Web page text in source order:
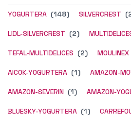
YOGURTERA (148) SILVERCREST
LIDL-SILVERCREST (2)
TEFAL-MULTIDELICES (2) MOULINEX
AICOK-YOGURTERA (1) AMAZON-
AMAZON-SEVERIN (1) AMAZON-
BLUESKY-YOGURTERA (1)